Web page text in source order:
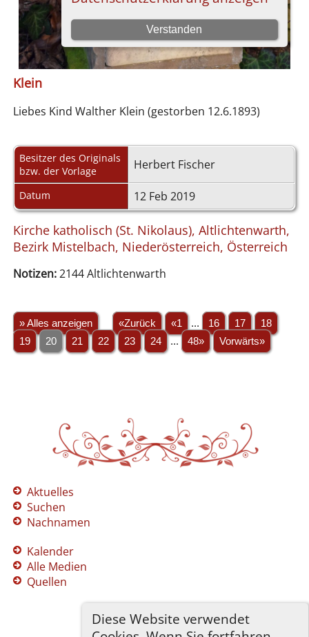
Diese Website verwendet
Klein
Liebes Kind Walther Klein (gestorben 12.6.1893)
Besitzer des Originals
bzw. der Vorlage
Herbert Fischer
Datum 12 Feb 2019
Kirche katholisch (St. Nikolaus), Altlichtenwarth,
Bezirk Mistelbach, Niederösterreich, Österreich
Notizen:2144 Altlichtenwarth
» Alles anzeigen «Zurück «1 ... 16 17
18
19
20 21 22 23 24 ... 48» Vorwärts»
Aktuelles
Suchen
Nachnamen
Kalender
Alle Medien
Quellen